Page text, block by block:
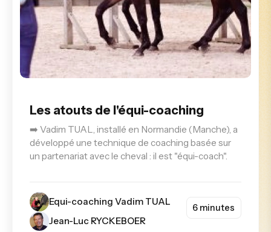
Les atouts de l'équi-coaching
➡️ Vadim TUAL, installé en Normandie (Manche), a
développé une technique de coaching basée sur
un partenariat avec le cheval : il est "équi-coach".
Equi-coaching Vadim TUAL
Jean-Luc RYCKEBOER
6 minutes